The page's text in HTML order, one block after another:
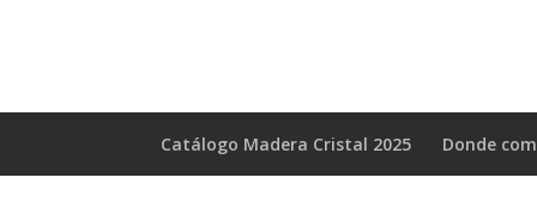
Catálogo Madera Cristal 2025 Donde